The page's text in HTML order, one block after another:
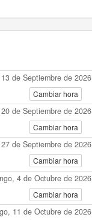
de Septiembre de 2026
Cambiar hora
de Septiembre de 2026
Cambiar hora
de Septiembre de 2026
Cambiar hora
4 de Octubre de 2026
Cambiar hora
11 de Octubre de 2026